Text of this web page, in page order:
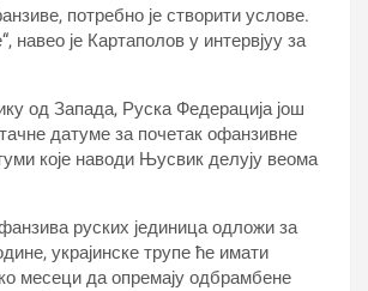
потребно је створити услове.
навео је Картаполов у интервјуу за
од Запада, Руска Федерација још
датуме за почетак офанзивне
које наводи Њусвик делују веома
руских јединица одложи за
украјинске трупе ће имати
месеци да опремају одбрамбене